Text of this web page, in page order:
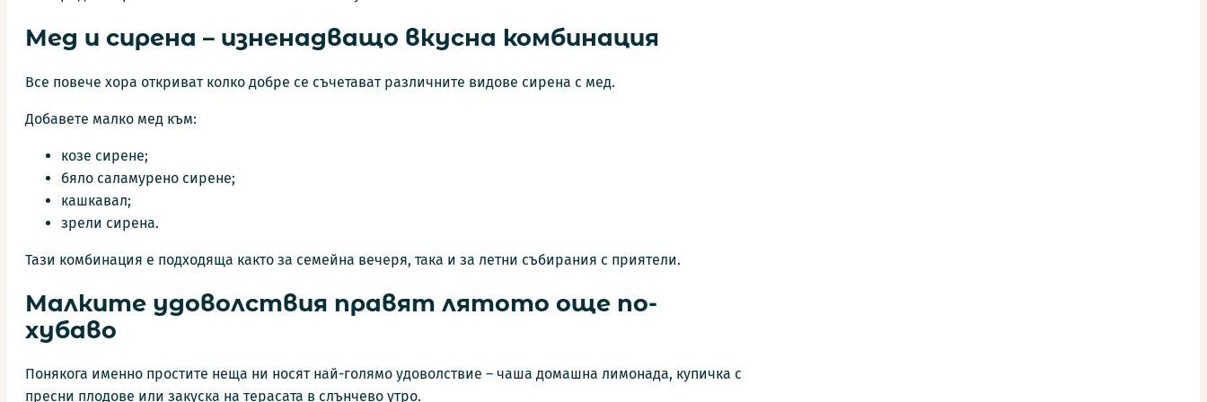
Мед и сирена – изненадващо вкусна комбинация
Все повече хора откриват колко добре се съчетават различните видове сирена с мед.
Добавете малко мед към:
козе сирене;
бяло саламурено сирене;
кашкавал;
зрели сирена.
Тази комбинация е подходяща както за семейна вечеря, така и за летни събирания с приятели.
Малките удоволствия правят лятото още по-
хубаво
Понякога именно простите неща ни носят най-голямо удоволствие – чаша домашна лимонада, купичка с
пресни плодове или закуска на терасата в слънчево утро.